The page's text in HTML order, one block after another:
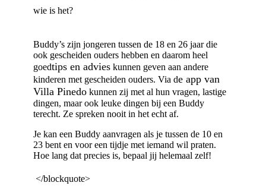
wie is het?
Buddy’s zijn jongeren tussen de 18 en 26 jaar die
ook gescheiden ouders hebben en daarom heel
goedtips en advies kunnen geven aan andere
kinderen met gescheiden ouders. Via de app van
Villa Pinedo kunnen zij met al hun vragen, lastige
dingen, maar ook leuke dingen bij een Buddy
terecht. Ze spreken nooit in het echt af.
Je kan een Buddy aanvragen als je tussen de 10 en
23 bent en voor een tijdje met iemand wil praten.
Hoe lang dat precies is, bepaal jij helemaal zelf!
</blockquote>